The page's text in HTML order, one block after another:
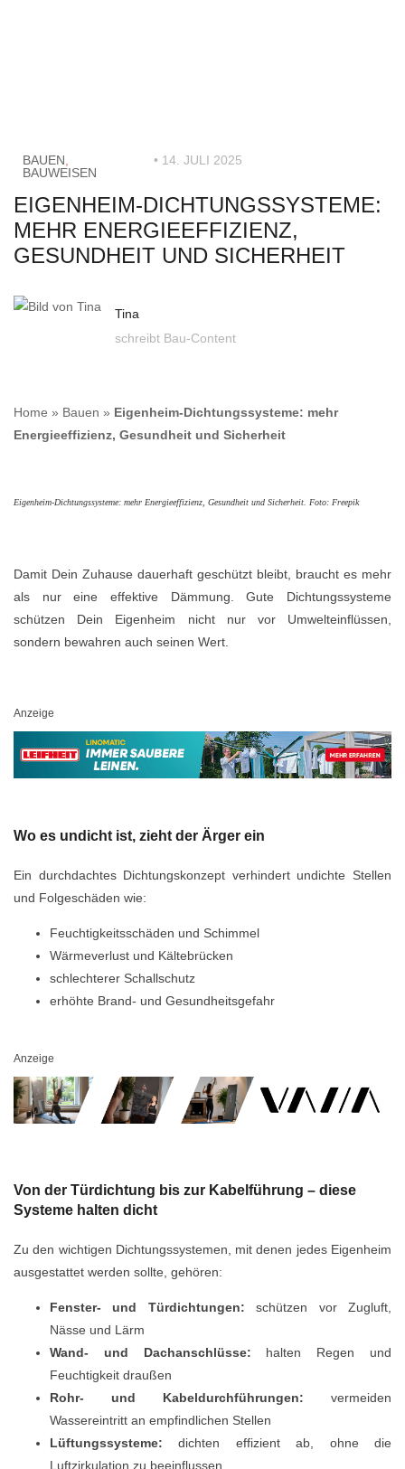
BAUEN
BAUWEISEN
• 14. JULI 2025
EIGENHEIM-DICHTUNGSSYSTEME:
MEHR ENERGIEEFFIZIENZ,
GESUNDHEIT UND SICHERHEIT
Tina
schreibt Bau-Content
Home » Bauen » Eigenheim-Dichtungssysteme: mehr
Energieeffizienz, Gesundheit und Sicherheit
Eigenheim-Dichtungssysteme: mehr Energieeffizienz, Gesundheit und Sicherheit. Foto: Freepik
Damit Dein Zuhause dauerhaft geschützt bleibt, braucht es mehr
als nur eine effektive Dämmung. Gute Dichtungssysteme
schützen Dein Eigenheim nicht nur vor Umwelteinflüssen,
sondern bewahren auch seinen Wert.
Anzeige
Wo es undicht ist, zieht der Ärger ein
Ein durchdachtes Dichtungskonzept verhindert undichte Stellen
und Folgeschäden wie:
Feuchtigkeitsschäden und Schimmel
Wärmeverlust und Kältebrücken
schlechterer Schallschutz
erhöhte Brand- und Gesundheitsgefahr
Anzeige
Von der Türdichtung bis zur Kabelführung – diese
Systeme halten dicht
Zu den wichtigen Dichtungssystemen, mit denen jedes Eigenheim
ausgestattet werden sollte, gehören:
Fenster- und Türdichtungen: schützen vor Zugluft,
Nässe und Lärm
Wand- und Dachanschlüsse: halten Regen und
Feuchtigkeit draußen
Rohr- und Kabeldurchführungen: vermeiden
Wassereintritt an empfindlichen Stellen
Lüftungssysteme: dichten effizient ab, ohne die
Luftzirkulation zu beeinflussen